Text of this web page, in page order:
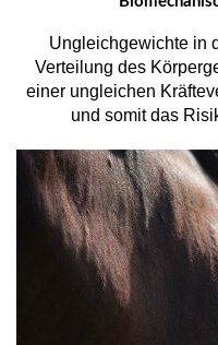
Ungleichgewichte in
Verteilung des
einer ungleichen
und somit das